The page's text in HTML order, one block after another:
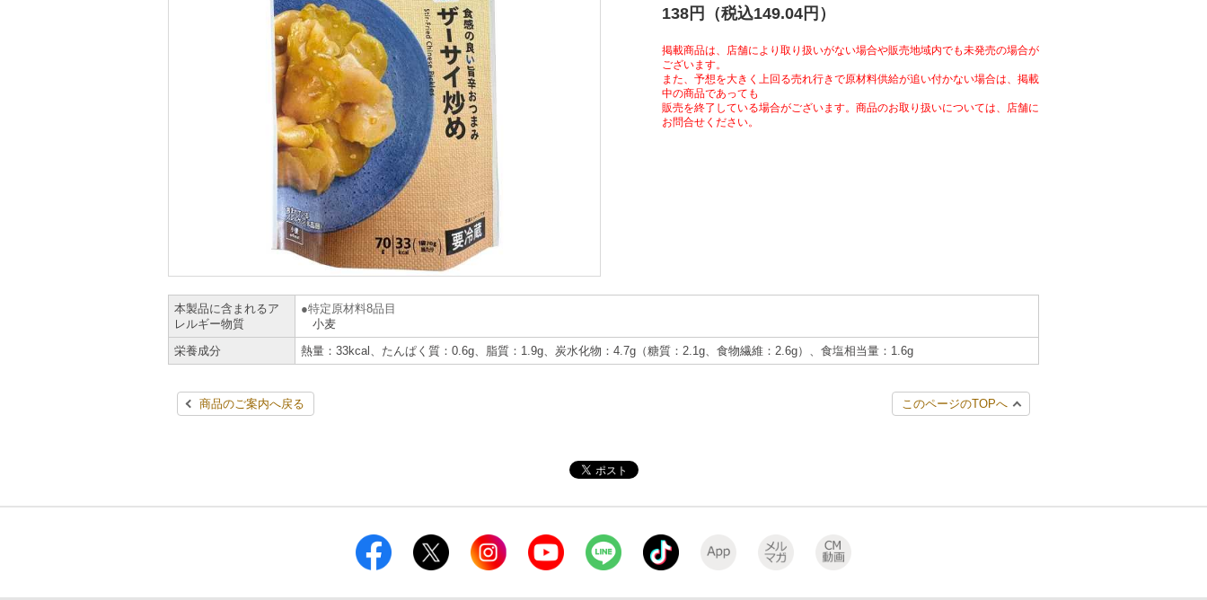
138円（税込149.04円）
掲載商品は、店舗により取り扱いがない場合や販売地域内でも未発売の場合が
ございます。
また、予想を大きく上回る売れ行きで原材料供給が追い付かない場合は、掲載
中の商品であっても
販売を終了している場合がございます。商品のお取り扱いについては、店舗に
お問合せください。
本製品に含まれるア
レルギー物質
特定原材料8品目
小麦
栄養成分
熱量：33kcal、たんぱく質：0.6g、脂質：1.9g、炭水化物：4.7g（糖質：2.1g、食物繊維：2.6g）、食塩相当量：1.6g
商品のご案内へ戻る このページのTOPへ